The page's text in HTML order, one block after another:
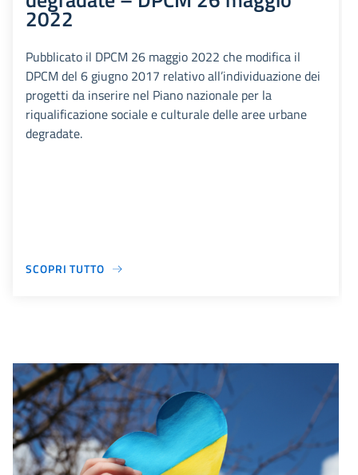
2022
Pubblicato il DPCM 26 maggio 2022 che modifica il
DPCM del 6 giugno 2017 relativo all’individuazione dei
progetti da inserire nel Piano nazionale per la
riqualificazione sociale e culturale delle aree urbane
degradate.
SCOPRI TUTTO